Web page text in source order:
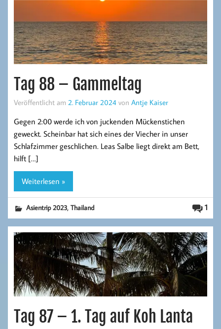
Tag 88 – Gammeltag
Veröffentlicht am 2. Februar 2024 von Antje Kaiser
Gegen 2:00 werde ich von juckenden Mückenstichen
geweckt. Scheinbar hat sich eines der Viecher in unser
Schlafzimmer geschlichen. Leas Salbe liegt direkt am Bett,
hilft […]
Weiterlesen »
1
Asientrip 2023,Thailand
Tag 87 – 1. Tag auf Koh Lanta